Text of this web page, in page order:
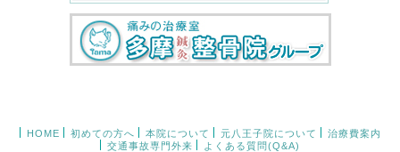
HOME 初めての方へ 本院について 元八王子院について
治療費案内
交通事故専門外来
よくある質問(Q&A)